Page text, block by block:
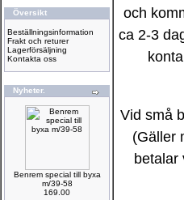
Översikt
Beställningsinformation
Frakt och returer
Lagerförsäljning
Kontakta oss
Nyheter.
Benrem special till byxa
m/39-58
169.00
och
ca 2-3
Vid små
(Gäller
betalar